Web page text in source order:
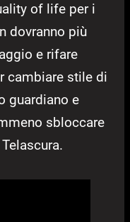
of life per i
dovranno più
e rifare
cambiare stile di
guardiano e
sbloccare